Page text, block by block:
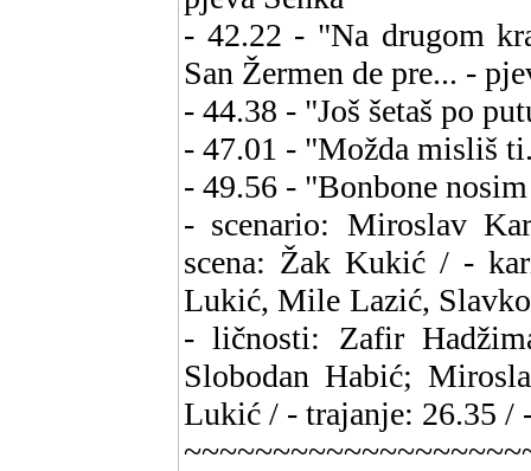
- 42.22 - "Na drugom
San Žermen de pre... -
- 44.38 - "Još šetaš po
- 47.01 - "Možda misliš
- 49.56 - "Bonbone
- scenario: Miroslav
scena: Žak Kukić / -
Lukić, Mile Lazić,
- ličnosti: Zafir
Slobodan Habić;
Lukić / - trajanje: 26.35 /